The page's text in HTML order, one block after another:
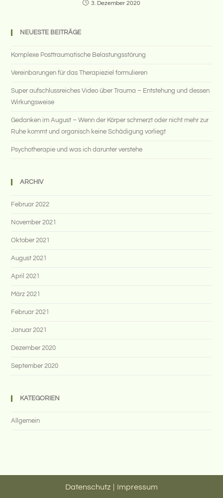
3. Dezember 2020
NEUESTE BEITRÄGE
Komplexe Posttraumatische Belastungsstörung
Vereinbarungen für das Therapieziel formulieren
Super aufschlussreiches Video über Trauma – Entstehung und dessen
Wirkungsweise
Gedanken im August – Wenn der Körper schmerzt oder nicht mehr zur
Ruhe kommt und organisch keine Schädigung vorliegt
Psychotherapie und was ich darunter verstehe
ARCHIV
Februar 2022
November 2021
Oktober 2021
August 2021
April 2021
März 2021
Februar 2021
Januar 2021
Dezember 2020
September 2020
KATEGORIEN
Allgemein
Datenschutz Impressum